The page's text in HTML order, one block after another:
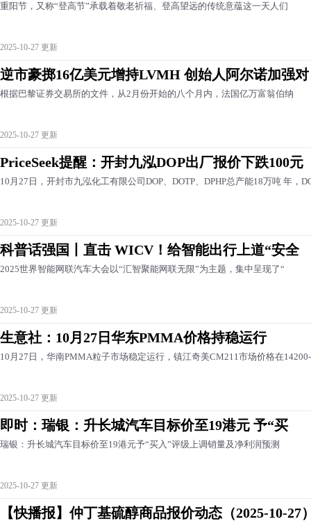
重阳节，又称“登高节”承载着敬老祈福、登高望远的传统意蕴这一天人们
2025-10-27 更新
逆市豪掷16亿美元增持LVMH 创始人阿尔诺加强对
根据巴黎证券交易所的文件，从2月份开始的八个月内，法国亿万富翁伯纳
2025-10-27 更新
PriceSeek提醒：开封九泓DOP出厂报价下跌100元
10月27日，开封市九泓化工有限公司DOP、DOTP、DPHP总产能18万吨 年，
2025-10-27 更新
科普话强国丨直击 WICV！给智能出行上道“安全
2025世界智能网联汽车大会以“汇智聚能网联无限”为主题，集中呈现了“
2025-10-27 更新
生意社：10月27日华东PMMA价格持稳运行
10月27日，华南PMMA粒子市场稳定运行，镇江奇美CM211市场价格在
2025-10-27 更新
即时：瑞银：升长城汽车目标价至19港元 予“买
瑞银：升长城汽车目标价至19港元予“买入”评级上调销量及净利润预测
2025-10-27 更新
【快播报】仲丁基硫醇商品报价动态（2025-10-27